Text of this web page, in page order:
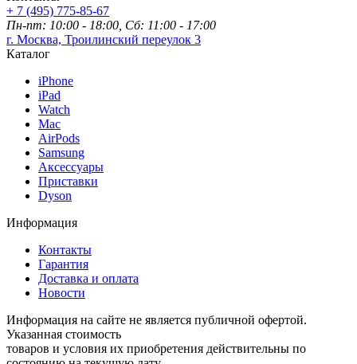
+ 7 (495) 775-85-67
Пн-пт: 10:00 - 18:00, Сб: 11:00 - 17:00
г. Москва, Троилинский переулок 3
Каталог
iPhone
iPad
Watch
Mac
AirPods
Samsung
Аксессуары
Приставки
Dyson
Информация
Контакты
Гарантия
Доставка и оплата
Новости
Информация на сайте не является публичной офертой.
Указанная стоимость
товаров и условия их приобретения действительны по